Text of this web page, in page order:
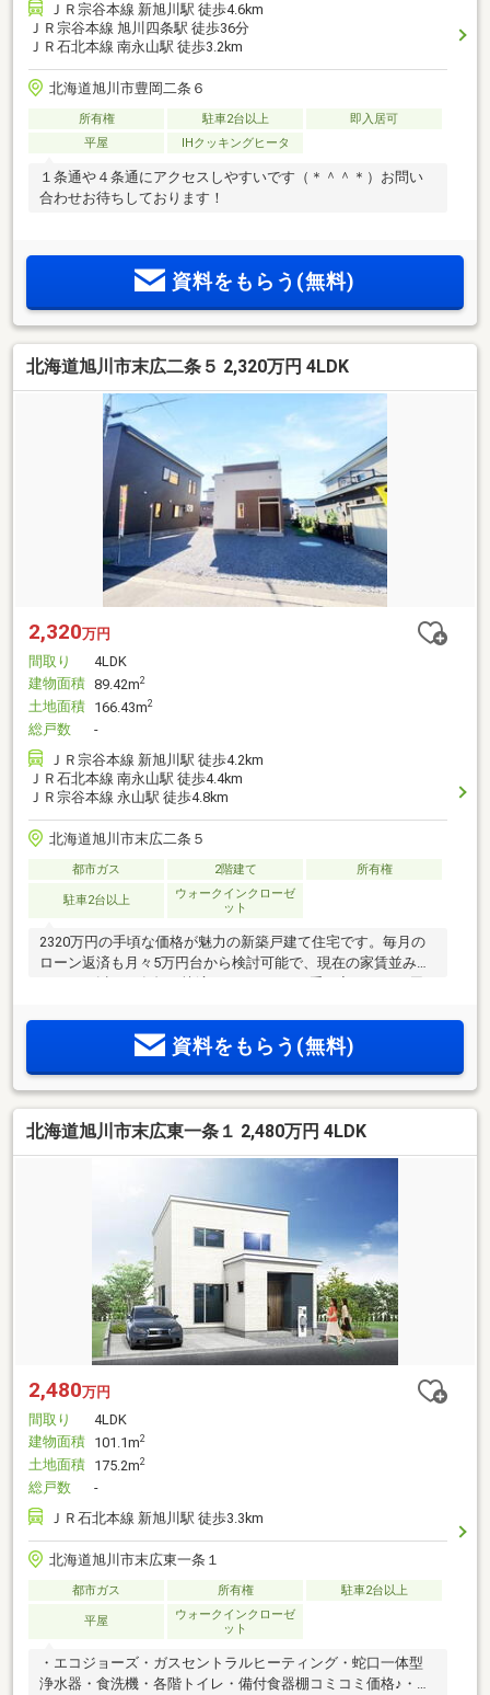
ＪＲ宗谷本線 新旭川駅 徒歩4.6km
ＪＲ宗谷本線 旭川四条駅 徒歩36分
ＪＲ石北本線 南永山駅 徒歩3.2km
北海道旭川市豊岡二条６
所有権 駐車2台以上
即入居可
平屋
IHクッキングヒータ
１条通や４条通にアクセスしやすいです（＊＾＾＊）お問い
合わせお待ちしております！
資料をもらう(無料)
北海道旭川市末広二条５ 2,320万円 4LDK
2,320万円
間取り
4LDK
建物面積 89.42m2
土地面積 166.43m2
総戸数
-
ＪＲ宗谷本線 新旭川駅 徒歩4.2km
ＪＲ石北本線 南永山駅 徒歩4.4km
ＪＲ宗谷本線 永山駅 徒歩4.8km
北海道旭川市末広二条５
都市ガス 2階建て 所有権
駐車2台以上
ウォークインクローゼ
ット
2320万円の手頃な価格が魅力の新築戸建て住宅です。毎月の
ローン返済も月々5万円台から検討可能で、現在の家賃並みま
り、日常生活の利便性と住環境の良さを兼ね備えた子育て世
帯にもおすすめの立地です。高断熱・高気密仕様や最新の住
い設備が揃った新築で、ご家族の理想の新生活を始めてみま
せんか？現地のご案内や資金計画など、ぜひお気軽にお問い
合わせください。
資料をもらう(無料)
北海道旭川市末広東一条１ 2,480万円 4LDK
2,480万円
間取り
4LDK
建物面積 101.1m2
土地面積 175.2m2
総戸数
-
ＪＲ石北本線 新旭川駅 徒歩3.3km
北海道旭川市末広東一条１
都市ガス 所有権 駐車2台以上
平屋
ウォークインクローゼ
ット
・エコジョーズ・ガスセントラルヒーティング・蛇口一体型
浄水器・食洗機・各階トイレ・備付食器棚コミコミ価格♪・寝